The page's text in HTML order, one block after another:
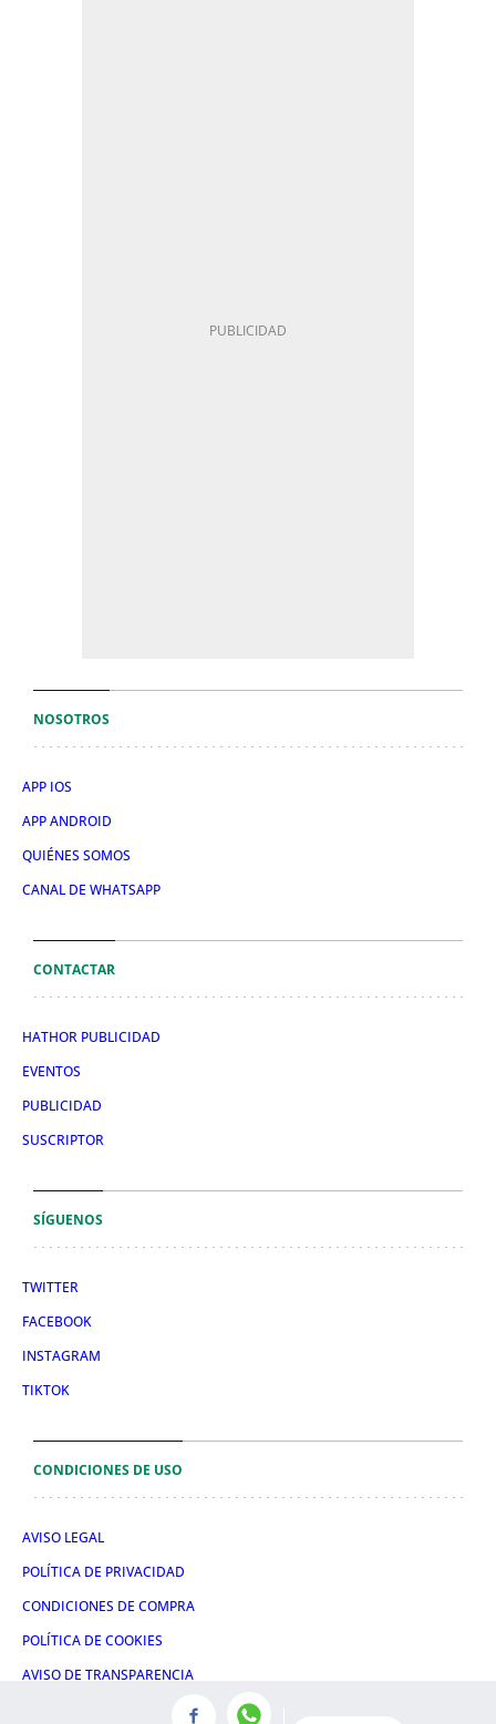
NOSOTROS
APP IOS
APP ANDROID
QUIÉNES SOMOS
CANAL DE WHATSAPP
CONTACTAR
HATHOR PUBLICIDAD
EVENTOS
PUBLICIDAD
SUSCRIPTOR
SÍGUENOS
TWITTER
FACEBOOK
INSTAGRAM
TIKTOK
CONDICIONES DE USO
AVISO LEGAL
POLÍTICA DE PRIVACIDAD
CONDICIONES DE COMPRA
POLÍTICA DE COOKIES
AVISO DE TRANSPARENCIA